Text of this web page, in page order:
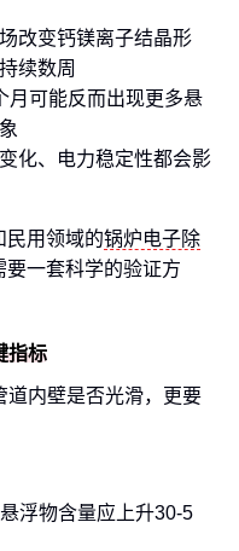
改变钙镁离子结晶形
续数周
月可能反而出现更多悬
化、电力稳定性都会影
民用领域的锅炉电子除
一套科学的验证方
指标
道内壁是否光滑，更要
浮物含量应上升30-5